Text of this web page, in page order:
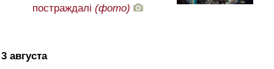
постраждалі (фото)
3 августа